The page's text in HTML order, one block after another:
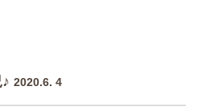
2020.6. 4